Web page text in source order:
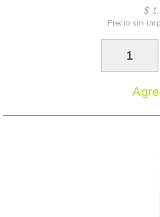
$
Precio sin